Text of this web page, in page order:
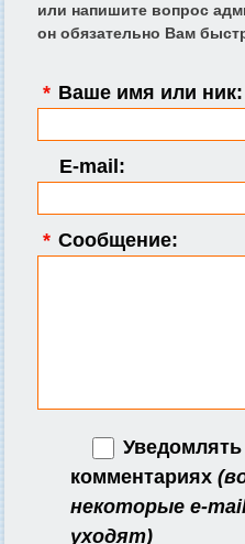
или напишите вопрос
он обязательно Вам
* Ваше имя или ник:
E-mail:
* Сообщение:
комментариях
некоторые e-
уходят)